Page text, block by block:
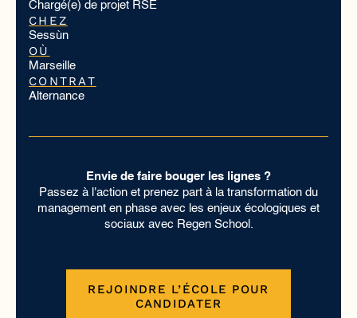
Chargé(e) de projet RSE
CHEZ
Sessùn
OÙ
Marseille
CONTRAT
Alternance
Envie de faire bouger les lignes ?
Passez à l'action et prenez part à la transformation du
management en phase avec les enjeux écologiques et
sociaux avec Regen School.
REJOINDRE L’ÉCOLE POUR
CANDIDATER